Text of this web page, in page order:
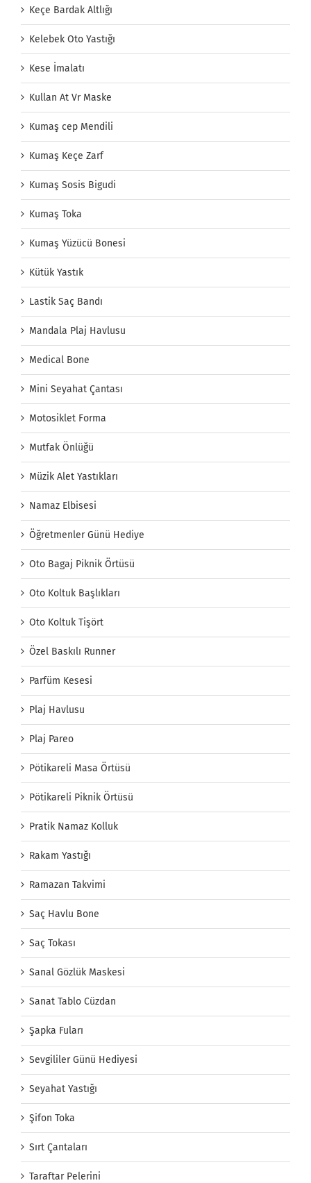
Keçe Bardak Altlığı
Kelebek Oto Yastığı
Kese İmalatı
Kullan At Vr Maske
Kumaş cep Mendili
Kumaş Keçe Zarf
Kumaş Sosis Bigudi
Kumaş Toka
Kumaş Yüzücü Bonesi
Kütük Yastık
Lastik Saç Bandı
Mandala Plaj Havlusu
Medical Bone
Mini Seyahat Çantası
Motosiklet Forma
Mutfak Önlüğü
Müzik Alet Yastıkları
Namaz Elbisesi
Öğretmenler Günü Hediye
Oto Bagaj Piknik Örtüsü
Oto Koltuk Başlıkları
Oto Koltuk Tişört
Özel Baskılı Runner
Parfüm Kesesi
Plaj Havlusu
Plaj Pareo
Pötikareli Masa Örtüsü
Pötikareli Piknik Örtüsü
Pratik Namaz Kolluk
Rakam Yastığı
Ramazan Takvimi
Saç Havlu Bone
Saç Tokası
Sanal Gözlük Maskesi
Sanat Tablo Cüzdan
Şapka Fuları
Sevgililer Günü Hediyesi
Seyahat Yastığı
Şifon Toka
Sırt Çantaları
Taraftar Pelerini